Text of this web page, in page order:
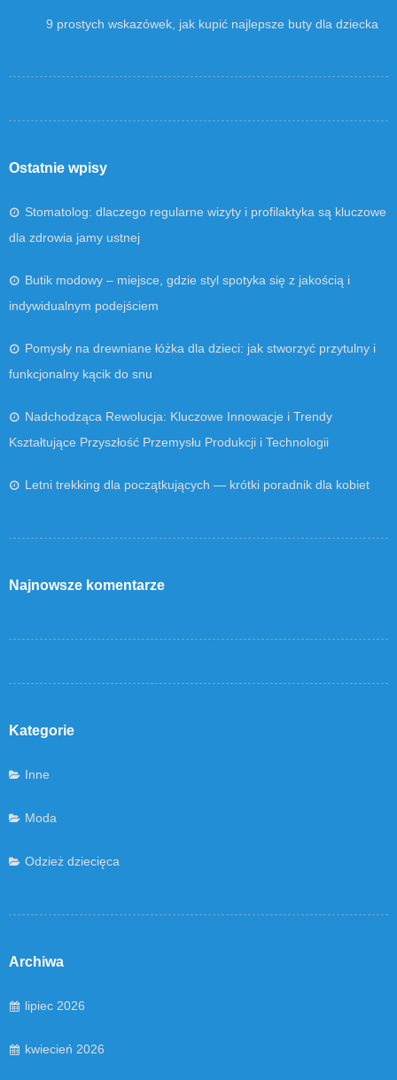
9 prostych wskazówek, jak kupić najlepsze buty dla dziecka
Ostatnie wpisy
Stomatolog: dlaczego regularne wizyty i profilaktyka są kluczowe
dla zdrowia jamy ustnej
Butik modowy – miejsce, gdzie styl spotyka się z jakością i
indywidualnym podejściem
Pomysły na drewniane łóżka dla dzieci: jak stworzyć przytulny i
funkcjonalny kącik do snu
Nadchodząca Rewolucja: Kluczowe Innowacje i Trendy
Kształtujące Przyszłość Przemysłu Produkcji i Technologii
Letni trekking dla początkujących — krótki poradnik dla kobiet
Najnowsze komentarze
Kategorie
Inne
Moda
Odzież dziecięca
Archiwa
lipiec 2026
kwiecień 2026